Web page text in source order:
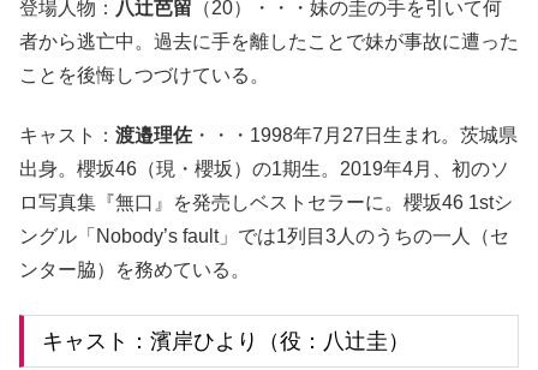
登場人物： 八辻芭留 （20）・・・妹の圭の手を引いて何
者から逃亡中。過去に手を離したことで妹が事故に遭った
ことを後悔しつづけている。
キャスト： 渡邉理佐 ・・・1998年7月27日生まれ。茨城県
出身。櫻坂46（現・櫻坂）の1期生。2019年4月、初のソ
ロ写真集『無口』を発売しベストセラーに。櫻坂46 1stシ
ングル「Nobody’s fault」では1列目3人のうちの一人（セ
ンター脇）を務めている。
キャスト：濱岸ひより（役：八辻圭）